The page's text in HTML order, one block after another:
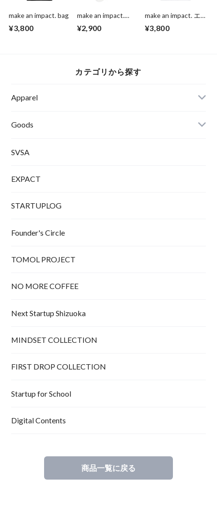
make an impact. bag
¥3,800
make an impact.
¥2,900
make an impact. エ
¥3,800
カテゴリから探す
Apparel
Tシャツ
Goods
SVSA
EXPACT
STARTUPLOG
Founder's Circle
TOMOL PROJECT
NO MORE COFFEE
Next Startup Shizuoka
MINDSET COLLECTION
FIRST DROP COLLECTION
Startup for School
Digital Contents
商品一覧に戻る